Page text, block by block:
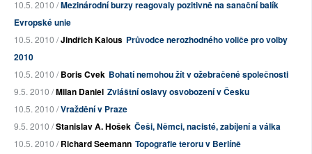
10.5. 2010 /Mezinárodní burzy reagovaly pozitivně na sanační balík
Evropské unie
10.5. 2010 /Jindřich Kalous Průvodce nerozhodného voliče pro volby
2010
10.5. 2010 /Boris Cvek Bohatí nemohou žít v ožebračené společnosti
9.5. 2010 /Milan Daniel Zvláštní oslavy osvobození v Česku
10.5. 2010 /Vraždění v Praze
9.5. 2010 /Stanislav A. Hošek Češi, Němci, nacisté, zabíjení a válka
10.5. 2010 /Richard Seemann Topografie teroru v Berlíně